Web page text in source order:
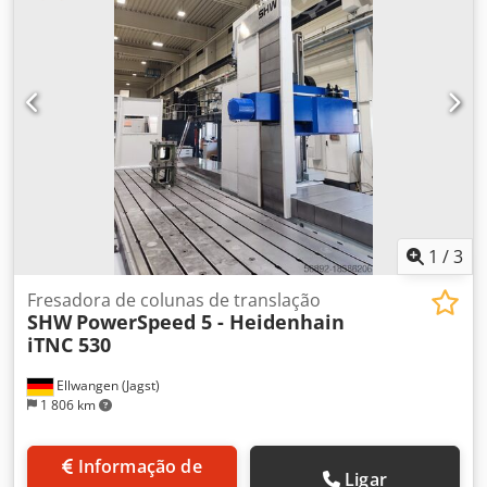
1 /3
Ellwangen (Jagst)
1 806 km
Fresadora de colunas de translação
SHW PowerSpeed 5 - Heidenhain
iTNC 530
Ligar